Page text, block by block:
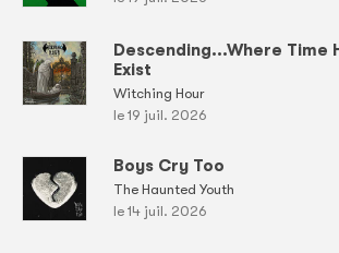
Descending...Where Time
Exist
Witching Hour
le 19 juil. 2026
Boys Cry Too
The Haunted Youth
le 14 juil. 2026